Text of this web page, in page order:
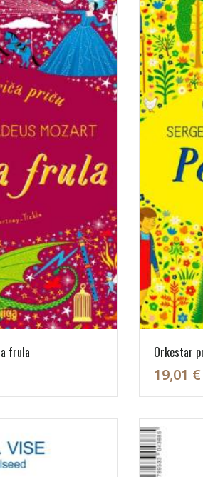
frula Orkestar
19,01 €